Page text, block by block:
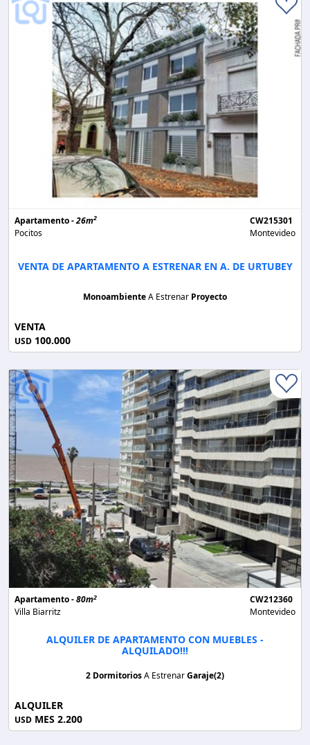
Apartamento -26m2
Pocitos
CW215301
Montevideo
VENTA DE APARTAMENTO A ESTRENAR EN A. DE URTUBEY
MonoambienteA Estrenar Proyecto
VENTA
USD 100.000
Apartamento -80m2
Villa Biarritz
CW212360
Montevideo
ALQUILER DE APARTAMENTO CON MUEBLES -
ALQUILADO!!!
2 DormitoriosA EstrenarGaraje(2)
ALQUILER
USD MES 2.200